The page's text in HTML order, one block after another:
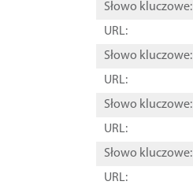
Słowo kluczowe:
URL:
Słowo kluczowe:
URL:
Słowo kluczowe:
URL:
Słowo kluczowe:
URL: